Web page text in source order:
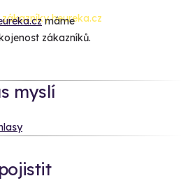
máme
zákazníků.
myslí